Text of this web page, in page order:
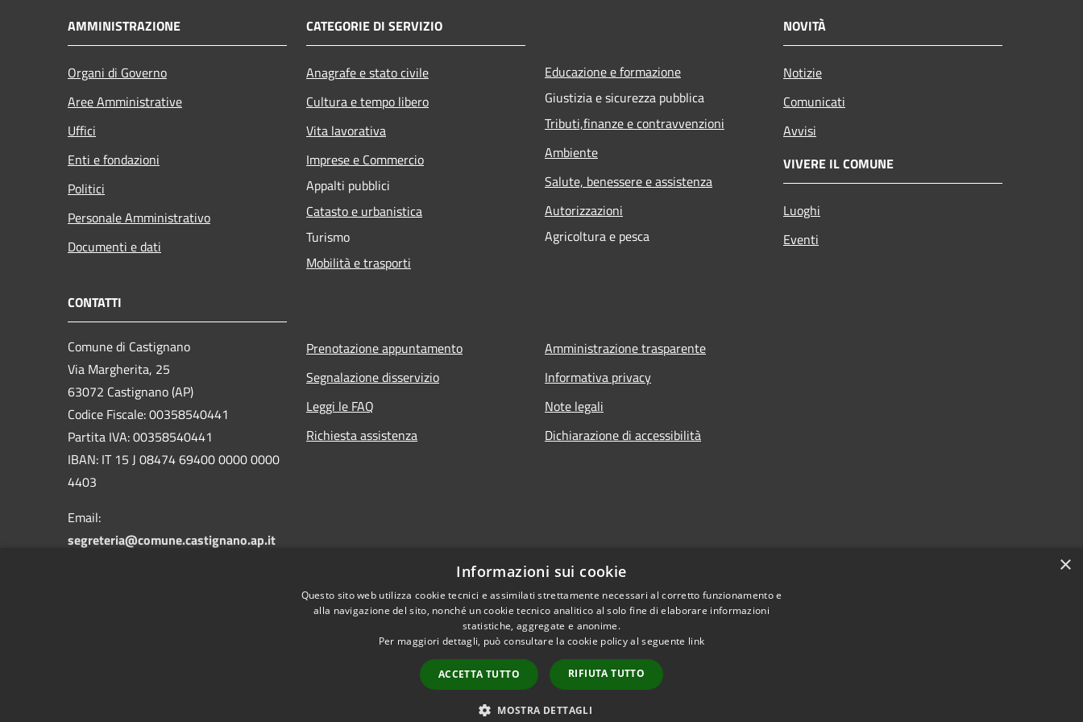
AMMINISTRAZIONE
Organi di Governo
Aree Amministrative
Uffici
Enti e fondazioni
Politici
Personale Amministrativo
Documenti e dati
CATEGORIE DI SERVIZIO
Anagrafe e stato civile
Cultura e tempo libero
Vita lavorativa
Imprese e Commercio
Appalti pubblici
Catasto e urbanistica
Turismo
Mobilità e trasporti
Educazione e formazione
Giustizia e sicurezza pubblica
Tributi,finanze e contravvenzioni
Ambiente
Salute, benessere e assistenza
Autorizzazioni
Agricoltura e pesca
NOVITÀ
Notizie
Comunicati
Avvisi
VIVERE IL COMUNE
Luoghi
Eventi
CONTATTI
Comune di Castignano
Via Margherita, 25
63072 Castignano (AP)
Codice Fiscale: 00358540441
Partita IVA: 00358540441
IBAN: IT 15 J 08474 69400 0000 0000
4403
Email:
segreteria@comune.castignano.ap.it
Prenotazione appuntamento
Segnalazione disservizio
Leggi le FAQ
Richiesta assistenza
Amministrazione trasparente
Informativa privacy
Note legali
Dichiarazione di accessibilità
Intranet Copyright © 2026 • Comune di Castignano • Powered by
×
Informazioni sui cookie
Questo sito web utilizza cookie tecnici e assimilati strettamente necessari al corretto funzionamento e
alla navigazione del sito, nonché un cookie tecnico analitico al solo fine di elaborare informazioni
statistiche, aggregate e anonime.
Per maggiori dettagli, può consultare la cookie policy al seguente link
ACCETTA TUTTO RIFIUTA TUTTO
MOSTRA DETTAGLI